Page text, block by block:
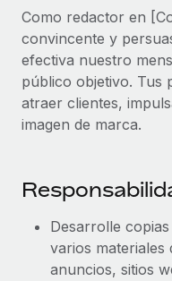
Cumplimiento
Adelántate a los
normativo.
Gestión de
Abre entidades
Movilidad y
EOR y PEO
Contractor
Impuestos
Explora el blog
BLOG
Novedades de
Integraciones con
Management Plus
Como redactor en
convincente y
efectiva nuestro
público objetivo. Tus
atraer clientes,
imagen de marca.
Desarrolle
varios materiales
anuncios, sitios